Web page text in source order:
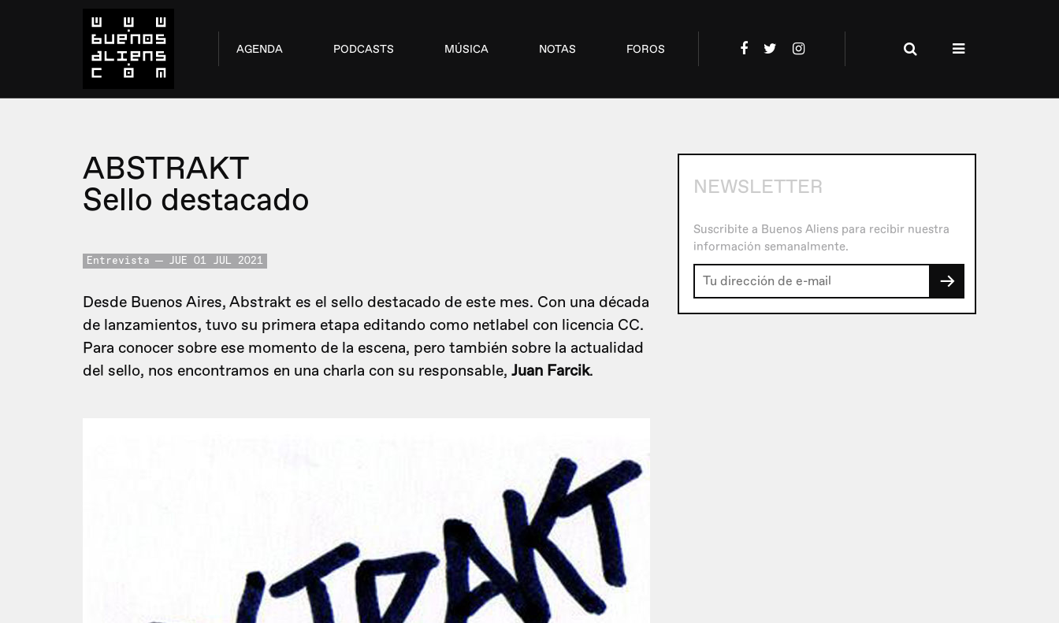
AGENDA PODCASTS MÚSICA NOTAS FOROS
ABSTRAKT
Sello destacado
Entrevista JUE 01 JUL 2021
Desde Buenos Aires, Abstrakt es el sello destacado de este mes. Con una década
de lanzamientos, tuvo su primera etapa editando como netlabel con licencia CC.
Para conocer sobre ese momento de la escena, pero también sobre la actualidad
del sello, nos encontramos en una charla con su responsable, Juan Farcik.
NEWSLETTER
Suscribite a Buenos Aliens para recibir nuestra
información semanalmente.
→